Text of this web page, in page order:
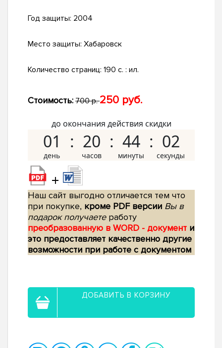
Год защиты: 2004
Место защиты: Хабаровск
Количество страниц: 190 с. : ил.
Стоимость: 700 р.250 руб.
до окончания действия скидки
01 20 44 01
+
Наш сайт выгодно отличается тем что
при покупке, кроме PDF версии Вы в
подарок получаетеработу
преобразованную в WORD - документ и
это предоставляет качественно другие
возможности при работе с документом
ДОБАВИТЬ В КОРЗИНУ